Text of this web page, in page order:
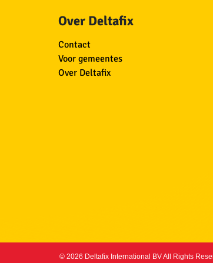
Over Deltafix
Contact
Voor gemeentes
Over Deltafix
© 2026 Deltafix International BV All Rights